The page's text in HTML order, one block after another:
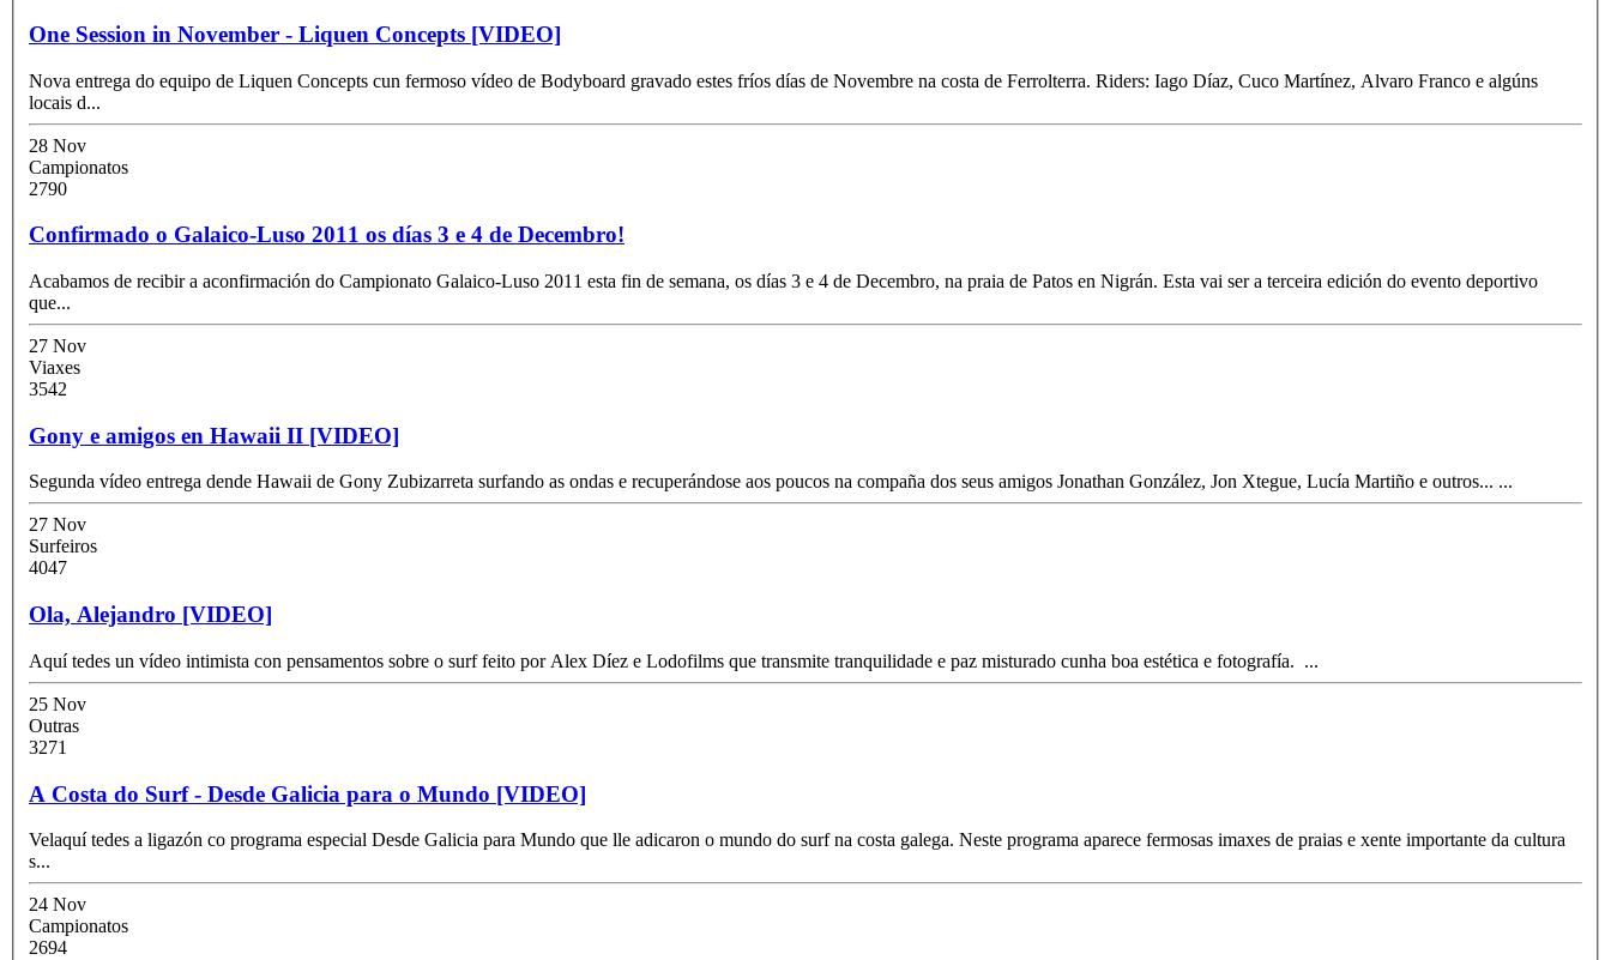
One Session in November - Liquen Concepts [VIDEO]
Nova entrega do equipo de Liquen Concepts cun fermoso vídeo de Bodyboard gravado estes fríos días de Novembre na costa de Ferrolterra. Riders: Iago Díaz, Cuco Martínez, Alvaro Franco e algúns
locais d...
28 Nov
Campionatos
2790
Confirmado o Galaico-Luso 2011 os días 3 e 4 de Decembro!
Acabamos de recibir a aconfirmación do Campionato Galaico-Luso 2011 esta fin de semana, os días 3 e 4 de Decembro, na praia de Patos en Nigrán. Esta vai ser a terceira edición do evento deportivo
que...
27 Nov
Viaxes
3542
Gony e amigos en Hawaii II [VIDEO]
Segunda vídeo entrega dende Hawaii de Gony Zubizarreta surfando as ondas e recuperándose aos poucos na compaña dos seus amigos Jonathan González, Jon Xtegue, Lucía Martiño e outros... ...
27 Nov
Surfeiros
4047
Ola, Alejandro [VIDEO]
Aquí tedes un vídeo intimista con pensamentos sobre o surf feito por Alex Díez e Lodofilms que transmite tranquilidade e paz misturado cunha boa estética e fotografía. ...
25 Nov
Outras
3271
A Costa do Surf - Desde Galicia para o Mundo [VIDEO]
Velaquí tedes a ligazón co programa especial Desde Galicia para Mundo que lle adicaron o mundo do surf na costa galega. Neste programa aparece fermosas imaxes de praias e xente importante da cultura
s...
24 Nov
Campionatos
2694